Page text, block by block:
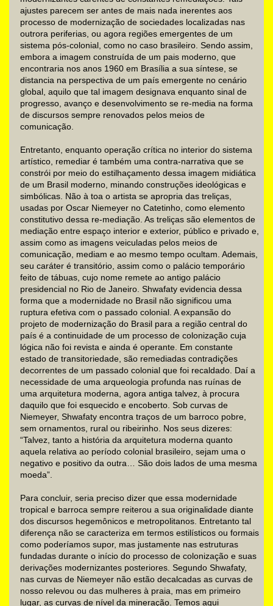
ajustes parecem ser antes de mais nada inerentes aos
processo de modernização de sociedades localizadas nas
outrora periferias, ou agora regiões emergentes de um
sistema pós-colonial, como no caso brasileiro. Sendo assim,
embora a imagem construída de um pais moderno, que
encontraria nos anos 1960 em Brasília a sua síntese, se
distancia na perspectiva de um país emergente no cenário
global, aquilo que tal imagem designava enquanto sinal de
progresso, avanço e desenvolvimento se re-media na forma
de discursos sempre renovados pelos meios de
comunicação.
Entretanto, enquanto operação crítica no interior do sistema
artístico, remediar é também uma contra-narrativa que se
constrói por meio do estilhaçamento dessa imagem midiática
de um Brasil moderno, minando construções ideológicas e
simbólicas. Não à toa o artista se apropria das treliças,
usadas por Oscar Niemeyer no Catetinho, como elemento
constitutivo dessa re-mediação. As treliças são elementos de
mediação entre espaço interior e exterior, público e privado e,
assim como as imagens veiculadas pelos meios de
comunicação, mediam e ao mesmo tempo ocultam. Ademais,
seu caráter é transitório, assim como o palácio temporário
feito de tábuas, cujo nome remete ao antigo palácio
presidencial no Rio de Janeiro. Shwafaty evidencia dessa
forma que a modernidade no Brasil não significou uma
ruptura efetiva com o passado colonial. A expansão do
projeto de modernização do Brasil para a região central do
país é a continuidade de um processo de colonização cuja
lógica não foi revista e ainda é operante. Em constante
estado de transitoriedade, são remediadas contradições
decorrentes de um passado colonial que foi recaldado. Daí a
necessidade de uma arqueologia profunda nas ruínas de
uma arquitetura moderna, agora antiga talvez, à procura
daquilo que foi esquecido e encoberto. Sob curvas de
Niemeyer, Shwafaty encontra traços de um barroco pobre,
sem ornamentos, rural ou ribeirinho. Nos seus dizeres:
“Talvez, tanto a história da arquitetura moderna quanto
aquela relativa ao período colonial brasileiro, sejam uma o
negativo e positivo da outra… São dois lados de uma mesma
moeda”.
Para concluir, seria preciso dizer que essa modernidade
tropical e barroca sempre reiterou a sua originalidade diante
dos discursos hegemônicos e metropolitanos. Entretanto tal
diferença não se caracteriza em termos estilísticos ou formais
como poderíamos supor, mas justamente nas estruturas
fundadas durante o início do processo de colonização e suas
derivações modernizantes posteriores. Segundo Shwafaty,
nas curvas de Niemeyer não estão decalcadas as curvas de
nosso relevou ou das mulheres à praia, mas em primeiro
lugar, as curvas de nível da mineração. Temos aqui